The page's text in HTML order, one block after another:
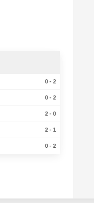
0 - 2
0 - 2
2 - 0
2 - 1
0 - 2